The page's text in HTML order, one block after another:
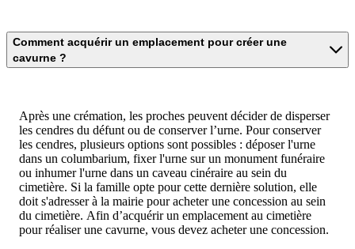
Comment acquérir un emplacement pour créer une
cavurne ?
Après une crémation, les proches peuvent décider de disperser
les cendres du défunt ou de conserver l’urne. Pour conserver
les cendres, plusieurs options sont possibles : déposer l'urne
dans un columbarium, fixer l'urne sur un monument funéraire
ou inhumer l'urne dans un caveau cinéraire au sein du
cimetière. Si la famille opte pour cette dernière solution, elle
doit s'adresser à la mairie pour acheter une concession au sein
du cimetière. Afin d’acquérir un emplacement au cimetière
pour réaliser une cavurne, vous devez acheter une concession.